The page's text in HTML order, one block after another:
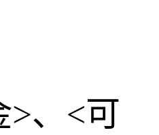
>、<可